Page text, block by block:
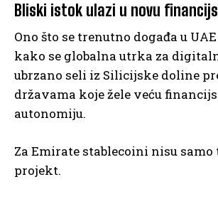
Bliski istok ulazi u novu
Ono što se trenutno događa u
kako se globalna utrka za
ubrzano seli iz Silicijske doline
državama koje žele veću
autonomiju.
Za Emirate stablecoini nisu
projekt.